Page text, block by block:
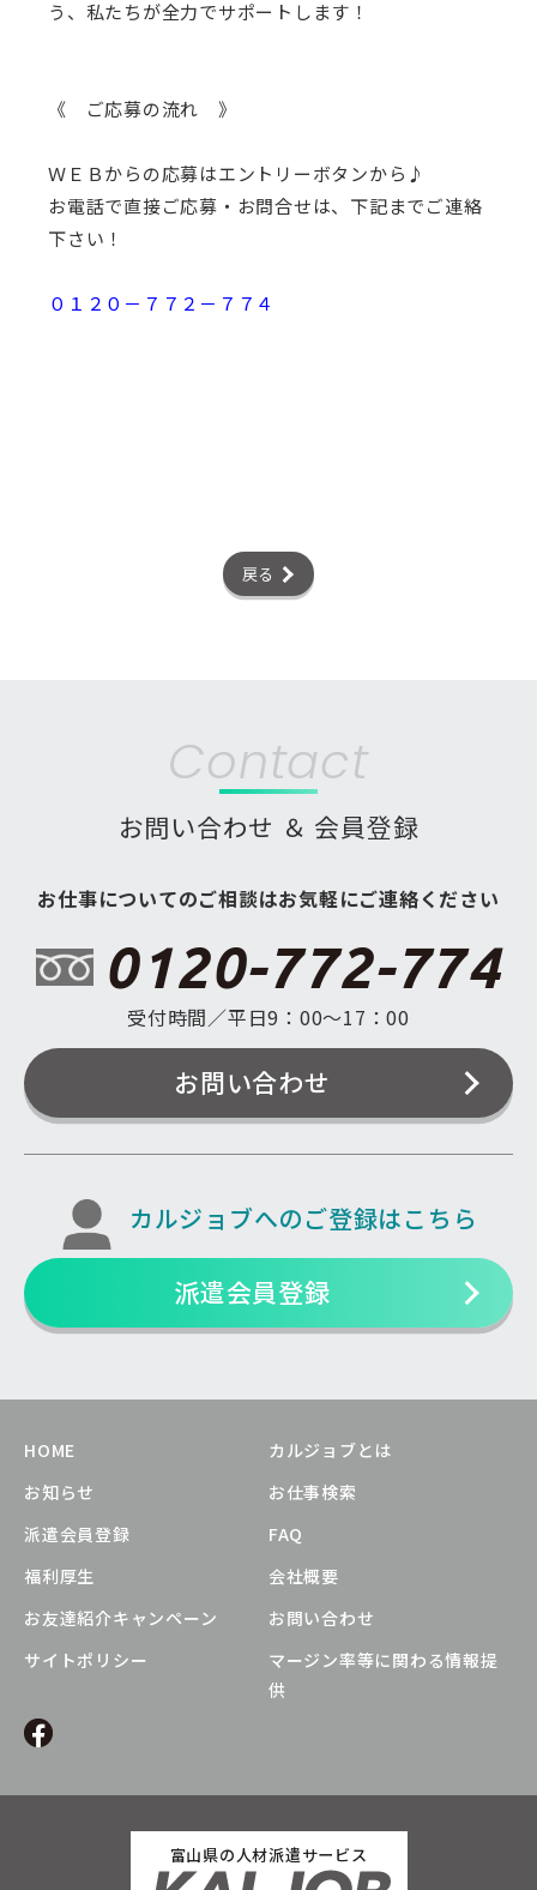
う、私たちが全力でサポートします！
《 ご応募の流れ 》
ＷＥＢからの応募はエントリーボタンから♪
お電話で直接ご応募・お問合せは、下記までご連絡
下さい！
０１２０－７７２－７７４
戻る
Contact
お問い合わせ ＆ 会員登録
お仕事についてのご相談はお気軽にご連絡ください
0120-772-774
受付時間／平日9：00〜17：00
お問い合わせ
カルジョブへのご登録はこちら
派遣会員登録
HOME
カルジョブとは
お知らせ
お仕事検索
派遣会員登録
FAQ
福利厚生
会社概要
お友達紹介キャンペーン
お問い合わせ
サイトポリシー
マージン率等に関わる情報提
供
富山県の人材派遣サービス